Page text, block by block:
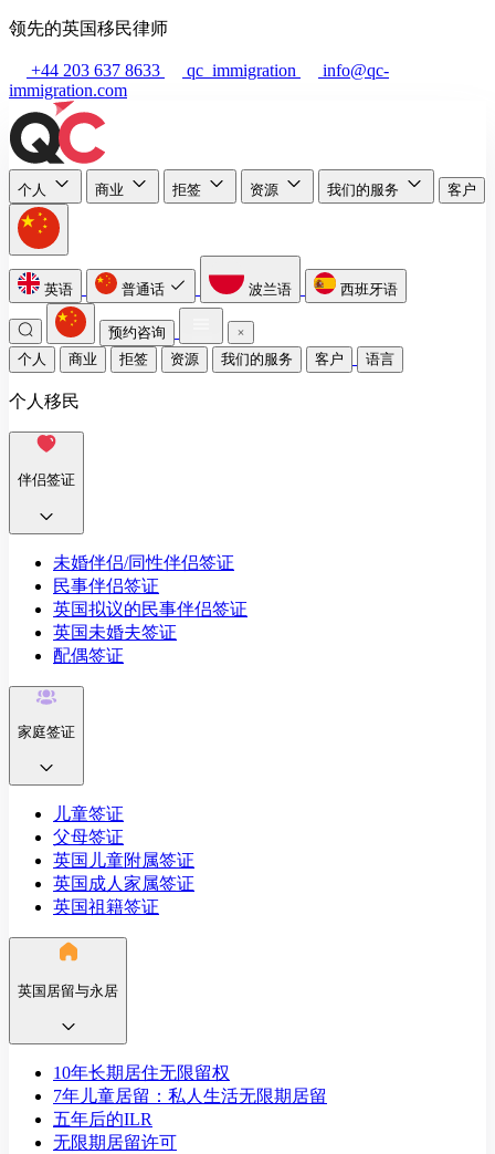
领先的英国移民律师
+44 203 637 8633 qc_immigration
info@qc-
immigration.com
个人 商业 拒签 资源 我们的服务 客户
英语 普通话 波兰语 西班牙语
预约咨询
个人
商业 拒签 资源 我们的服务 客户 语言
个人移民
伴侣签证
未婚伴侣/同性伴侣签证
民事伴侣签证
英国拟议的民事伴侣签证
英国未婚夫签证
配偶签证
家庭签证
儿童签证
父母签证
英国儿童附属签证
英国成人家属签证
英国祖籍签证
英国居留与永居
10年长期居住无限留权
7年儿童居留：私人生活无限期居留
五年后的ILR
无限期居留许可